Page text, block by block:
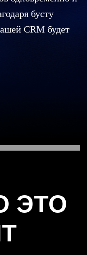
бусту
CRM будет
ЭТО